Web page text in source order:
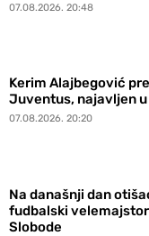
07.08.2026. 20:48
Kerim Alajbegović
Juventus, najavljen u
07.08.2026. 20:20
Na današnji dan
fudbalski
Slobode